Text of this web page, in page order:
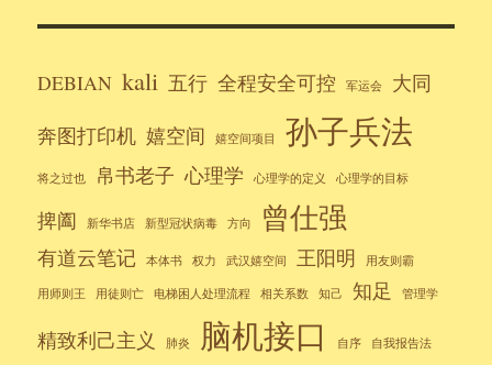
DEBIAN kali 五行 全程安全可控 军运会
大同
奔图打印机 嬉空间 嬉空间项目 孙子兵法
将之过也 帛书老子 心理学 心理学的定义 心理学的目标
捭阖 新华书店 新型冠状病毒 方向 曾仕强
有道云笔记 本体书 权力 武汉嬉空间 王阳明 用友则霸
用师则王 用徒则亡 电梯困人处理流程 相关系数 知己 知足 管理学
精致利己主义 肺炎 脑机接口 自序 自我报告法